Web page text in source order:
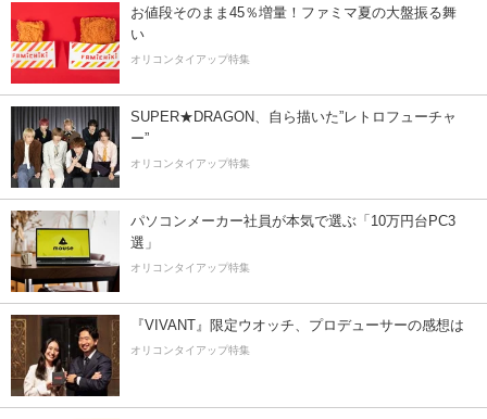
お値段そのまま45％増量！ファミマ夏の大盤振る舞
い
オリコンタイアップ特集
SUPER★DRAGON、自ら描いた”レトロフューチャ
ー”
オリコンタイアップ特集
パソコンメーカー社員が本気で選ぶ「10万円台PC3
選」
オリコンタイアップ特集
『VIVANT』限定ウオッチ、プロデューサーの感想は
オリコンタイアップ特集